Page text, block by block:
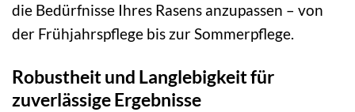
die Bedürfnisse Ihres Rasens anzupassen – von
der Frühjahrspflege bis zur Sommerpflege.
Robustheit und Langlebigkeit für
zuverlässige Ergebnisse